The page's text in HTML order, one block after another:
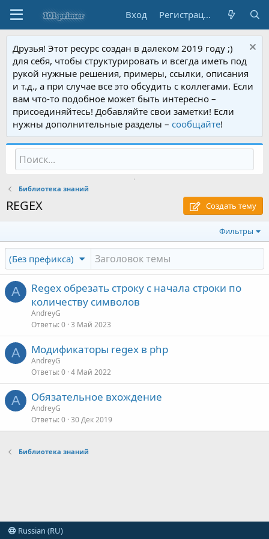
Вход Регистрация
Друзья! Этот ресурс создан в далеком 2019 году ;)
для себя, чтобы структурировать и всегда иметь под
рукой нужные решения, примеры, ссылки, описания
и т.д., а при случае все это обсудить с коллегами. Если
вам что-то подобное может быть интересно –
присоединяйтесь! Добавляйте свои заметки! Если
нужны дополнительные разделы – сообщайте!
Библиотека знаний
REGEX Создать тему
Фильтры
(Без префикса)
A
Regex обрезать строку с начала строки по
количеству символов
AndreyG
Ответы 0 3 Май 2023
A Модификаторы regex в php
AndreyG
Ответы 0 4 Май 2022
A Обязательное вхождение
AndreyG
Ответы 0 30 Дек 2019
Библиотека знаний
Russian (RU)